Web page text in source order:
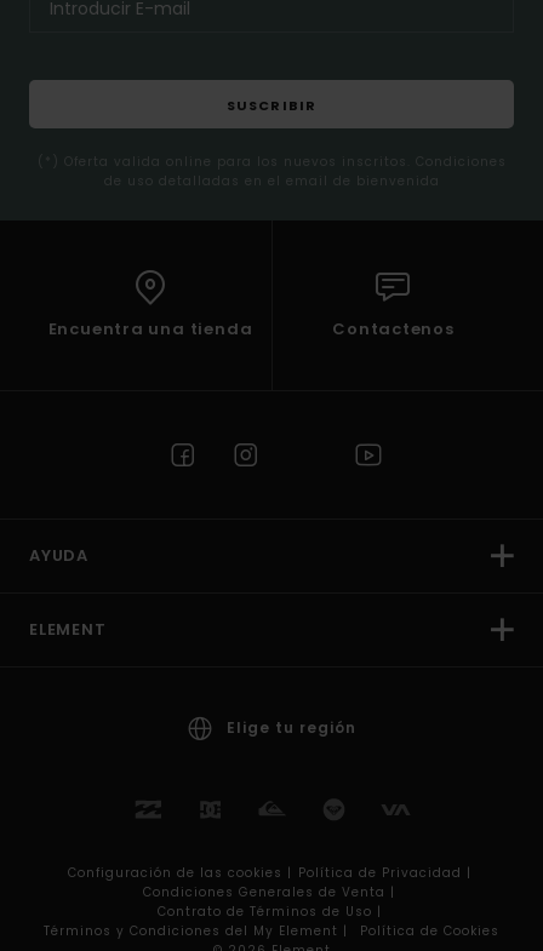
SUSCRIBIR
(*) Oferta valida online para los nuevos inscritos. Condiciones
de uso detalladas en el email de bienvenida
Encuentra una tienda Contactenos
AYUDA
ELEMENT
Elige tu región
Configuración de las cookies | Política de Privacidad |
Condiciones Generales de Venta |
Contrato de Términos de Uso |
Términos y Condiciones del My Element |
Política de Cookies